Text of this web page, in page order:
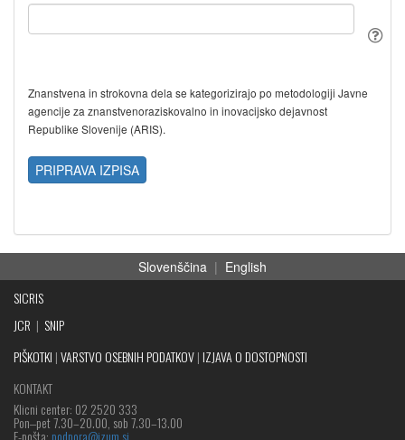
Znanstvena in strokovna dela se kategorizirajo po metodologiji Javne
agencije za znanstvenoraziskovalno in inovacijsko dejavnost
Republike Slovenije (ARIS).
PRIPRAVA IZPISA
Slovenščina | English
SICRIS
JCR | SNIP
PIŠKOTKI |VARSTVO OSEBNIH PODATKOV| IZJAVA O DOSTOPNOSTI
KONTAKT
Klicni center: 02 2520 333
Pon‒pet 7.30–20.00, sob 7.30–13.00
E-pošta: podpora@izum.si